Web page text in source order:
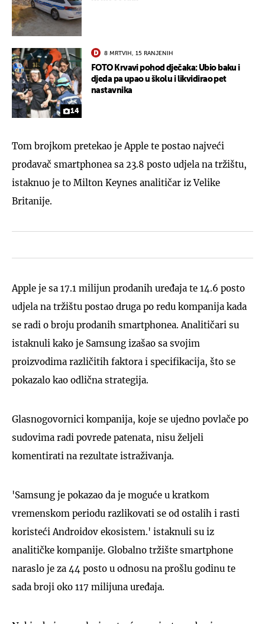
14
8 MRTVIH, 15 RANJENIH
FOTO Krvavi pohod dječaka: Ubio baku i
djeda pa upao u školu i likvidirao pet
nastavnika
Tom brojkom pretekao je Apple te postao najveći
prodavač smartphonea sa 23.8 posto udjela na tržištu,
istaknuo je to Milton Keynes analitičar iz Velike
Britanije.
Apple je sa 17.1 milijun prodanih uređaja te 14.6 posto
udjela na tržištu postao druga po redu kompanija kada
se radi o broju prodanih smartphonea. Analitičari su
istaknuli kako je Samsung izašao sa svojim
proizvodima različitih faktora i specifikacija, što se
pokazalo kao odlična strategija.
Glasnogovornici kompanija, koje se ujedno povlače po
sudovima radi povrede patenata, nisu željeli
komentirati na rezultate istraživanja.
'Samsung je pokazao da je moguće u kratkom
vremenskom periodu razlikovati se od ostalih i rasti
koristeći Androidov ekosistem.' istaknuli su iz
analitičke kompanije. Globalno tržište smartphone
naraslo je za 44 posto u odnosu na prošlu godinu te
sada broji oko 117 milijuna uređaja.